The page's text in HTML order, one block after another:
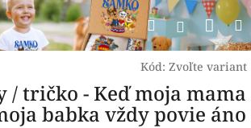
Hľadať
Kód: Zvoľte variant
/ tričko - Keď moja mama
babka vždy povie áno